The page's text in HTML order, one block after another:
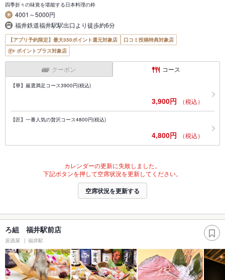
四季折々の味覚を堪能する日本料理の粋
4001～5000円
福井鉄道福井駅駅出口より徒歩約6分
【アプリ予約限定】最大350ポイント還元対象店
口コミ投稿特典対象店
ポイントプラス対象店
クーポン コース
【華】厳選満足コース3900円(税込)
3,900円 （税込）
【匠】一番人気の贅沢コース4800円(税込)
4,800円 （税込）
カレンダーの更新に失敗しました。
下記ボタンを押して空席状況を更新してください。
空席状況を更新する
ろ組 福井駅前店
居酒屋 福井駅